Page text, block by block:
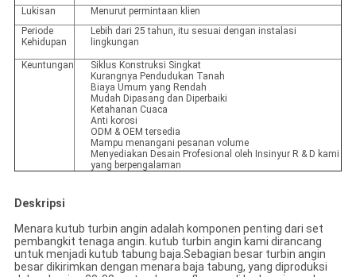
Lukisan
Menurut permintaan klien
Periode
Kehidupan
Lebih dari 25 tahun, itu sesuai dengan instalasi
lingkungan
Keuntungan
Siklus Konstruksi Singkat
Kurangnya Pendudukan Tanah
Biaya Umum yang Rendah
Mudah Dipasang dan Diperbaiki
Ketahanan Cuaca
Anti korosi
ODM & OEM tersedia
Mampu menangani pesanan volume
Menyediakan Desain Profesional oleh Insinyur R & D kami
yang berpengalaman
Deskripsi
Menara kutub turbin angin adalah komponen penting dari set
pembangkit tenaga angin. kutub turbin angin kami dirancang
untuk menjadi kutub tabung baja.Sebagian besar turbin angin
besar dikirimkan dengan menara baja tabung, yang diproduksi